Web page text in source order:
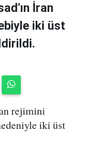
İran
iki üst
rejimini
iki üst